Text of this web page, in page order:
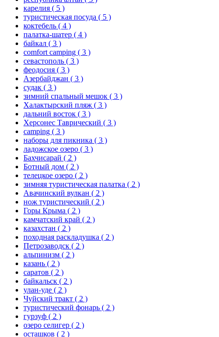
карелия ( 5 )
туристическая посуда ( 5 )
коктебель ( 4 )
палатка-шатер ( 4 )
байкал ( 3 )
comfort camping ( 3 )
севастополь ( 3 )
феодосия ( 3 )
Азербайджан ( 3 )
судак ( 3 )
зимний спальный мешок ( 3 )
Халактырский пляж ( 3 )
дальний восток ( 3 )
Херсонес Таврический ( 3 )
camping ( 3 )
наборы для пикника ( 3 )
ладожское озеро ( 3 )
Бахчисарай ( 2 )
Ботный дом ( 2 )
телецкое озеро ( 2 )
зимняя туристическая палатка ( 2 )
Авачинский вулкан ( 2 )
нож туристический ( 2 )
Горы Крыма ( 2 )
камчатский край ( 2 )
казахстан ( 2 )
походная раскладушка ( 2 )
Петрозаводск ( 2 )
альпинизм ( 2 )
казань ( 2 )
саратов ( 2 )
байкальск ( 2 )
улан-уде ( 2 )
Чуйский тракт ( 2 )
туристический фонарь ( 2 )
гурзуф ( 2 )
озеро селигер ( 2 )
осташков ( 2 )